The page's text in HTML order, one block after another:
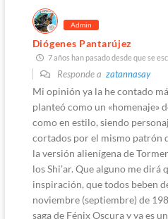
Admin
Diógenes Pantarújez
7 años han pasado desde que se
Responde a zatannasay
Mi opinión ya la he contado
planteó como un «homenaje»
como en estilo, siendo
cortados por el mismo patrón
la versión alienígena de
los Shi’ar. Que alguno me dirá
inspiración, que todos beben
noviembre (septiembre) de
saga de Fénix Oscura y ya es